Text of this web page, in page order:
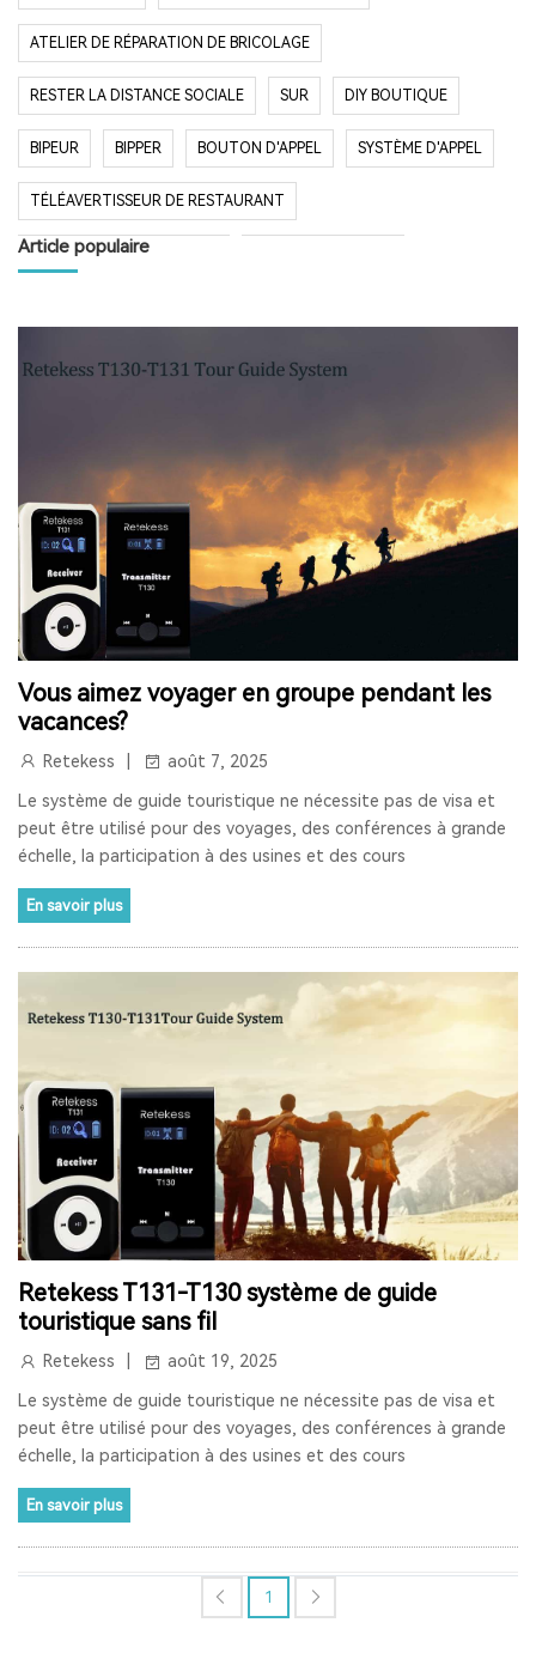
Vous aimez voyager en groupe pendant les
vacances?
Retekess août 7, 2025
Le système de guide touristique ne nécessite pas de visa et
peut être utilisé pour des voyages, des conférences à grande
échelle, la participation à des usines et des cours
En savoir plus
Retekess T131-T130 système de guide
touristique sans fil
Retekess août 19, 2025
Le système de guide touristique ne nécessite pas de visa et
peut être utilisé pour des voyages, des conférences à grande
échelle, la participation à des usines et des cours
En savoir plus
1
ATELIER DE RÉPARATION DE BRICOLAGE
RESTER LA DISTANCE SOCIALE SUR DIY BOUTIQUE
BIPEUR BIPPER BOUTON D'APPEL SYSTÈME D'APPEL
TÉLÉAVERTISSEUR DE RESTAURANT
SYSTÈME D'APPEL SANS FIL
LONGUE PORTÉE SYSTÈME LONG TEMPS EN VEILLE
FM AM RADIO RADIO DE POCHE RADIO DE DOUCHE
ENCEINTE BLUETOOTH ÉTANCHE
HAUT-PARLEUR BLUETOOTH SANS FIL RADIO FM
RETEKESS AUDIOGUIDE
TOUR GUIDE SYSTEM
SYSTÈME D'INTERPHONE DE COMPTEUR À DEUX VOIES
BANQUE LA FENÊTRE
RAPPEL DE DISTANCE SYSTÈME DE GUIDE TOURISTIQUE
RADIO BLUETOOTH POSTE RADIO RADIO SW
RADIO LW RESTAURANT PAGER
SYSTÈME D'APPEL POUR CUISINE INTERPHONE DE FENÊTRE
GUICHET MICROPHONE
SYSTÈME D'INTERPHONE DE HAUT-PARLEUR DE FENÊTRE
TERRASSE BAR COFÉ
CASQUE DE COMMUNICATION BIDIRECTIONNEL
CASQUES DE COMMUNICATION POUR COACHS
Article populaire